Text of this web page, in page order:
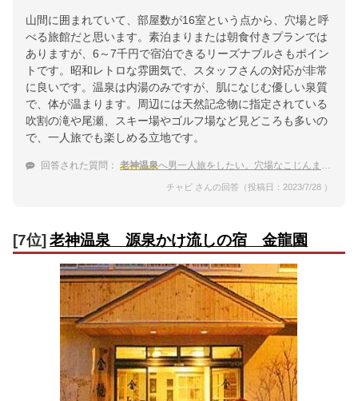
山間に囲まれていて、部屋数が16室という点から、穴場と呼
べる旅館だと思います。素泊まりまたは朝食付きプランでは
ありますが、6～7千円で宿泊できるリーズナブルさもポイン
トです。昭和レトロな雰囲気で、スタッフさんの対応が非常
に良いです。温泉は内湯のみですが、肌になじむ優しい泉質
で、体が温まります。周辺には天然記念物に指定されている
吹割の滝や尾瀬、スキー場やゴルフ場など見どころも多いの
で、一人旅でも楽しめる立地です。
回答された質問： 老神温泉へ男一人旅をしたい。穴場なこじんまりとした温泉希望です。
チャビ さんの回答（投稿日：2023/7/28 ）
[7位] 老神温泉 源泉かけ流しの宿 金龍園